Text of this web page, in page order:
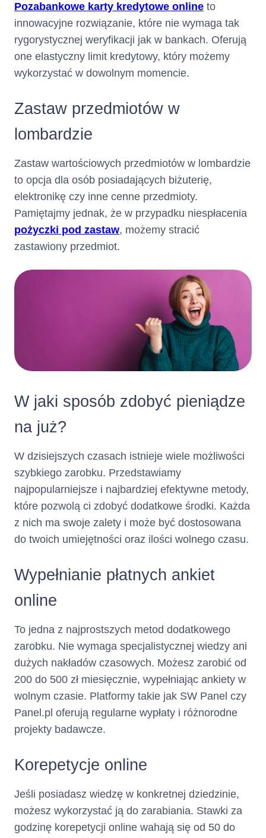
Terminy i
sposób
wypłaty
W jaki sposób i w jakim terminie
otrzyma Pani/Pan pieniądze
Środki z tytułu przyznanego
Limitu kredytowego zostaną
postawione do dyspozycji
Klienta jednorazowo na
rachunku Karty
Klient ma możliwość szybkiego
w ramach usługi Fast Cash.
umowy :
Umowa zostaje zawarta
okres 360 (trzystu
sześćdziesięciu) dni z
możliwością jej
dniowe okresy kredytowania, o
ile Klient lub Kredytodawca nie
wypowie Umowy, zadecyduje o
niewznawianiu Karty
Kredytowej Netcredit albo nie
nastąpią inne przyczyny
wskazane w Umowie
powodujące jej rozwiązanie.
Zasady i terminy spłaty
kredytu :
Klient zobowiązany jest do
dokonywaniaspłaty
co najmniej Minimalnej Kwoty
do Zapłaty w
Dzień Spłaty i wysokość
Minimalnej Kwoty do Zapłaty
wskazane są w Zestawieniu
Operacji.
korzystanie z Limitu
Kredytowego tj.
zaległej Prowizji,
odsetek oraz (iii) opłat
za wydanie i obsługę
Karty naliczonych w
poprzednich Okresach
Rozliczeniowych,
Prowizji, odsetek oraz
(iii) opłat za wydanie i
obsługę Karty
Pozabankowe karty kredytowe online to
innowacyjne rozwiązanie, które nie wymaga tak
rygorystycznej weryfikacji jak w bankach. Oferują
one elastyczny limit kredytowy, który możemy
wykorzystać w dowolnym momencie.
Zastaw przedmiotów w
lombardzie
Zastaw wartościowych przedmiotów w lombardzie
to opcja dla osób posiadających biżuterię,
elektronikę czy inne cenne przedmioty.
Pamiętajmy jednak, że w przypadku niespłacenia
pożyczki pod zastaw, możemy stracić
zastawiony przedmiot.
W jaki sposób zdobyć pieniądze
na już?
W dzisiejszych czasach istnieje wiele możliwości
szybkiego zarobku. Przedstawiamy
najpopularniejsze i najbardziej efektywne metody,
które pozwolą ci zdobyć dodatkowe środki. Każda
z nich ma swoje zalety i może być dostosowana
do twoich umiejętności oraz ilości wolnego czasu.
Wypełnianie płatnych ankiet
online
To jedna z najprostszych metod dodatkowego
zarobku. Nie wymaga specjalistycznej wiedzy ani
dużych nakładów czasowych. Możesz zarobić od
200 do 500 zł miesięcznie, wypełniając ankiety w
wolnym czasie. Platformy takie jak SW Panel czy
Panel.pl oferują regularne wypłaty i różnorodne
projekty badawcze.
Korepetycje online
Jeśli posiadasz wiedzę w konkretnej dziedzinie,
możesz wykorzystać ją do zarabiania. Stawki za
godzinę korepetycji online wahają się od 50 do